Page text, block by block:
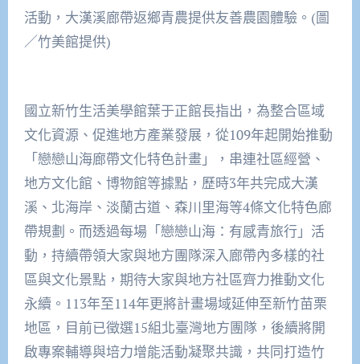
活動，大漢溪廊帶返鄉青農提供友善農園體驗。(圖
／竹美館提供)
國立新竹生活美學館葉于正館長指出，為整合區域
文化資源、促進地方產業發展，從109年起開始推動
「戀戀山海廊帶文化特色計畫」，串連社區經營、
地方文化館、博物館等據點，歷時3年共完成大漢
溪、北海岸、淡蘭古道、森川里海等4條文化特色廊
帶規劃。而透過每場「戀戀山海：有感青旅行」活
動，持續帶領大家與地方團隊深入廊帶內多樣的社
區與文化景點，期待大家與地方社區齊力推動文化
永續。113年至114年更將計畫場域延伸至新竹苗栗
地區，目前已徵選15組北臺灣地方團隊，後續將開
啟專案輔導與培力增能活動凝聚共識，共同打造竹